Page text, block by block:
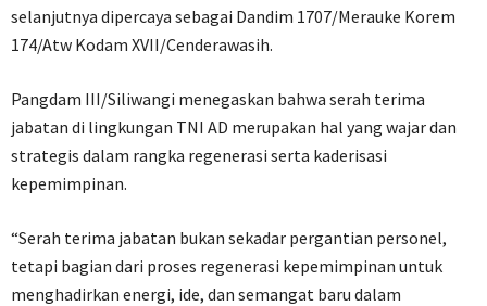
selanjutnya dipercaya sebagai Dandim 1707/Merauke Korem
174/Atw Kodam XVII/Cenderawasih.
Pangdam III/Siliwangi menegaskan bahwa serah terima
jabatan di lingkungan TNI AD merupakan hal yang wajar dan
strategis dalam rangka regenerasi serta kaderisasi
kepemimpinan.
“Serah terima jabatan bukan sekadar pergantian personel,
tetapi bagian dari proses regenerasi kepemimpinan untuk
menghadirkan energi, ide, dan semangat baru dalam